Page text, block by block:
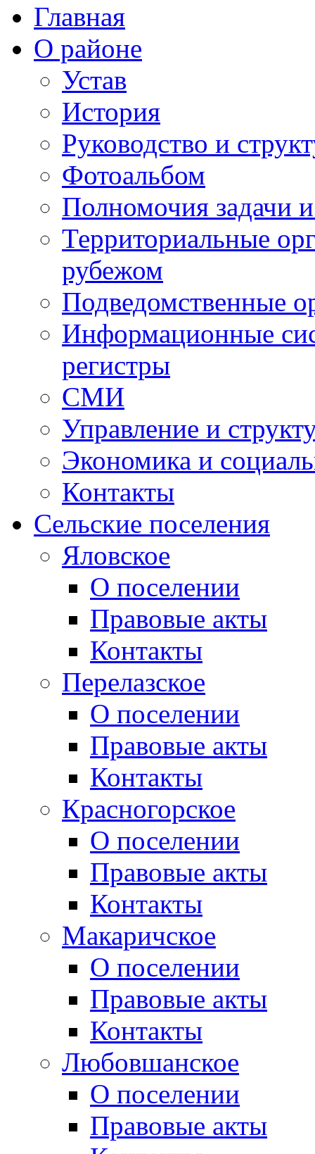
Главная
О районе
Устав
История
Руководство и
Фотоальбом
Полномочия задачи
Территориальные
рубежом
Подведомственные
Информационные
регистры
СМИ
Управление и
Экономика и
Контакты
Сельские поселения
Яловское
О поселении
Правовые акты
Контакты
Перелазское
О поселении
Правовые акты
Контакты
Красногорское
О поселении
Правовые акты
Контакты
Макаричское
О поселении
Правовые акты
Контакты
Любовшанское
О поселении
Правовые акты